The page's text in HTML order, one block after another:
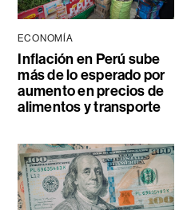
ECONOMÍA
Inflación en Perú sube
más de lo esperado por
aumento en precios de
alimentos y transporte